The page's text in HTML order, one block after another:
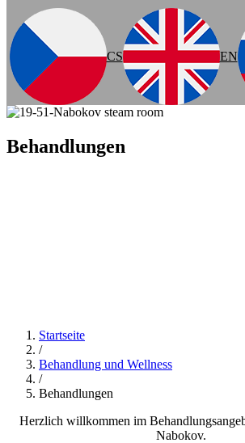
CS EN
Behandlungen
Startseite
/
Behandlung und Wellness
/
Behandlungen
Herzlich willkommen im
Nabokov.